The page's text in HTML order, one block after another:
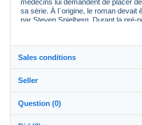
sa série. À l´origine, le roman devait
par Steven Spielberg. Durant la pré-
Spielberg choisit de se consacrer à
Park. Il revient ensuite sur la série
producteur (saison 1) et conseiller.
qui a insisté pour que Julianna
du service des urgences de l´hôpital
County de Chicago, et par extension
personnes qui le fréquentent.
´actualité, parfois graves, sont traités
Sales conditions
Destination:
See the list of countries
Shipping:
Seller
flupkeke--%
Question (0)